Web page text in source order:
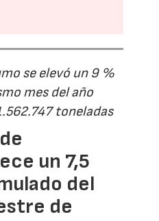
se elevó un 9 %
mes del año
toneladas
un 7,5
del
de